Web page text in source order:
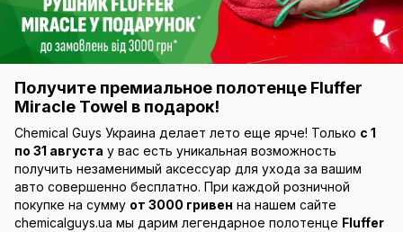
Получите премиальное полотенце Fluffer
Miracle Towel в подарок!
Chemical Guys Украина делает лето еще ярче! Только с 1
по 31 августа у вас есть уникальная возможность
получить незаменимый аксессуар для ухода за вашим
авто совершенно бесплатно. При каждой розничной
покупке на сумму от 3000 гривен на нашем сайте
chemicalguys.ua мы дарим легендарное полотенце Fluffer